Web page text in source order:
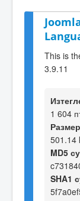
This is
3.9.11
1 604
501.14
MD5
SHA1